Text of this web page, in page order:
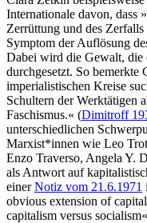
Internationale davon,
Zerrüttung und des
Symptom der Auflösung
Dabei wird die Gewalt, die
durchgesetzt. So
imperialistischen Kreise
Schultern der Werktätigen
Faschismus.« (Dimitroff
unterschiedlichen
Marxist*innen wie Leo
Enzo Traverso, Angela Y.
als Antwort auf
einerNotiz vom 21.6.1971
obvious extension of
capitalism versus